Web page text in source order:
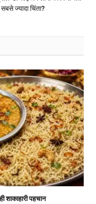
ज्यादा चिंता?
शाकाहारी पहचान